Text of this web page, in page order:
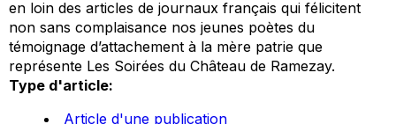
en loin des articles de journaux français qui félicitent
non sans complaisance nos jeunes poètes du
témoignage d’attachement à la mère patrie que
représente Les Soirées du Château de Ramezay.
Type d'article:
Article d'une publication